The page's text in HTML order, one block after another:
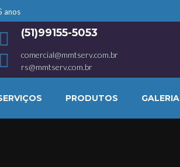
anos
(51)99155-5053
comercial@mmtserv.com.br
rs@mmtserv.com.br
PRODUTOS GALERIA